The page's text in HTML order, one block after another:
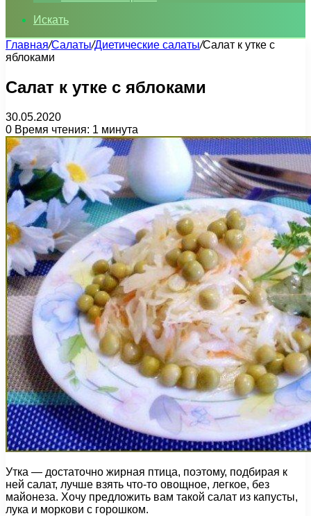
Искать
Главная/Салаты/Диетические салаты/Салат к утке с
яблоками
Салат к утке с яблоками
30.05.2020
0 Время чтения: 1 минута
Утка — достаточно жирная птица, поэтому, подбирая к
ней салат, лучше взять что-то овощное, легкое, без
майонеза. Хочу предложить вам такой салат из капусты,
лука и моркови с горошком.